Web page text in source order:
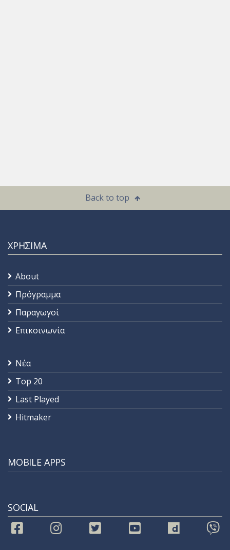
Back to top
ΧΡΗΣΙΜΑ
About
Πρόγραμμα
Παραγωγοί
Επικοινωνία
Νέα
Top 20
Last Played
Hitmaker
MOBILE APPS
SOCIAL